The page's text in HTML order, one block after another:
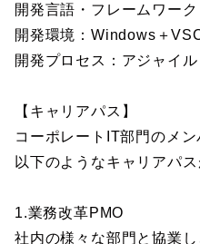
開発言語・フレームワー
開発環境：Windows＋
開発プロセス：アジャイル
【キャリアパス】
コーポレートIT部門のメン
以下のようなキャリアパス
1.業務改革PMO
社内の様々な部門と協業し